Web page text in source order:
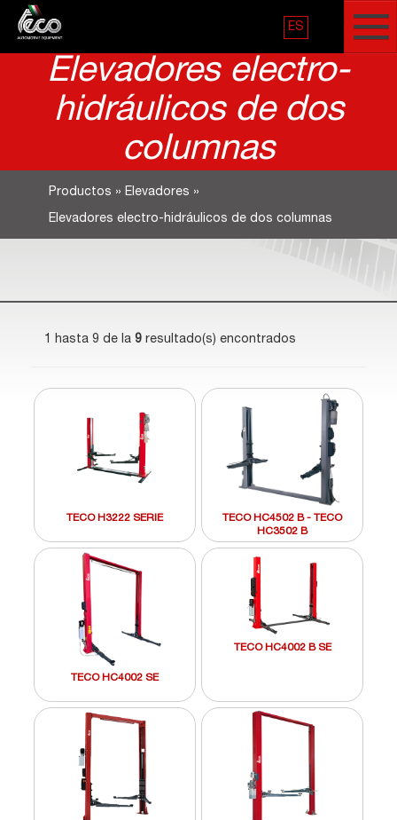
ES
Elevadores electro-
hidráulicos de dos
columnas
Productos » Elevadores »
Elevadores electro-hidráulicos de dos columnas
1 hasta 9 de la 9 resultado(s) encontrados
TECO H3222 SERIE
TECO HC4502 B - TECO
HC3502 B
TECO HC4002 SE
TECO HC4002 B SE